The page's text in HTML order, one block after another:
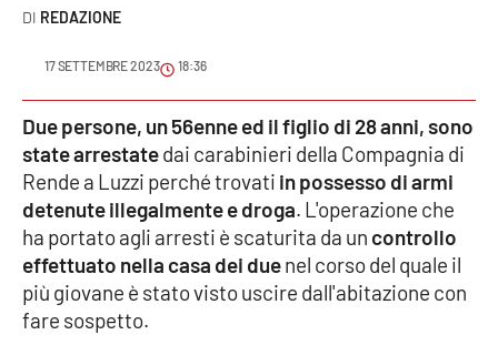
Cultura
Podcast
Meteo
Editoriali
VIDEO
Ambiente
REDAZIONE
17 SETTEMBRE 2023 18:36
Due persone, un 56enne ed il figlio di 28 anni, sono
state arrestatedai carabinieri della Compagnia di
Rende a Luzzi perché trovati in possesso di armi
detenute illegalmente e droga. L'operazione che
ha portato agli arresti è scaturita da un controllo
effettuato nella casa dei duenel corso del quale il
più giovane è stato visto uscire dall'abitazione con
fare sospetto.